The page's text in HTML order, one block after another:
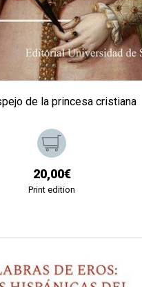
de la princesa cristiana
20,00€
Print edition